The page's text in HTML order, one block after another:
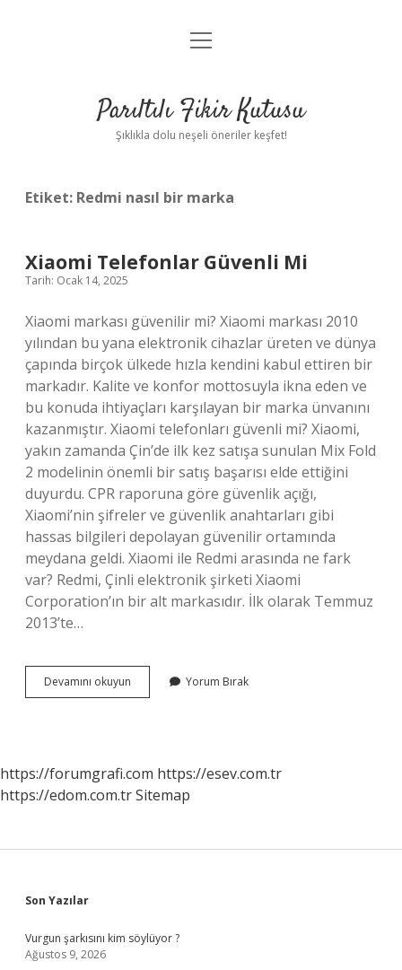
Anasayfa
Yasal Uyarı
menüyü
Parıltılı Fikir Kutusu
Şıklıkla dolu neşeli öneriler keşfet!
Etiket: Redmi nasıl bir marka
Xiaomi Telefonlar Güvenli Mi
Tarih: Ocak 14, 2025
Xiaomi markası güvenilir mi? Xiaomi markası 2010
yılından bu yana elektronik cihazlar üreten ve dünya
çapında birçok ülkede hızla kendini kabul ettiren bir
markadır. Kalite ve konfor mottosuyla ikna eden ve
bu konuda ihtiyaçları karşılayan bir marka ünvanını
kazanmıştır. Xiaomi telefonları güvenli mi? Xiaomi,
yakın zamanda Çin’de ilk kez satışa sunulan Mix Fold
2 modelinin önemli bir satış başarısı elde ettiğini
duyurdu. CPR raporuna göre güvenlik açığı,
Xiaomi’nin şifreler ve güvenlik anahtarları gibi
hassas bilgileri depolayan güvenilir ortamında
meydana geldi. Xiaomi ile Redmi arasında ne fark
var? Redmi, Çinli elektronik şirketi Xiaomi
Corporation’ın bir alt markasıdır. İlk olarak Temmuz
2013’te…
Devamını okuyun
Telefonlar
Yorum Bırak
https://forumgrafi.com https://esev.com.tr
https://edom.com.trSitemap
Sidebar
Son Yazılar
Vurgun şarkısını kim söylüyor ?
Ağustos 9, 2026